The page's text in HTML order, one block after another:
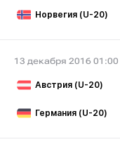
Норвегия (U-20)
13 декабря 2016 01:00
Австрия (U-20)
Германия (U-20)